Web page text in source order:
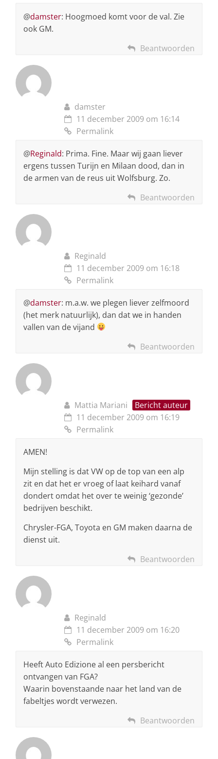
@damster: Hoogmoed komt voor de val. Zie
ook GM.
Beantwoorden
damster
11 december 2009 om 16:14
Permalink
@Reginald: Prima. Fine. Maar wij gaan liever
ergens tussen Turijn en Milaan dood, dan in
de armen van de reus uit Wolfsburg. Zo.
Beantwoorden
Reginald
11 december 2009 om 16:18
Permalink
@damster: m.a.w. we plegen liever zelfmoord
(het merk natuurlijk), dan dat we in handen
vallen van de vijand
Beantwoorden
Mattia Mariani
Bericht auteur
11 december 2009 om 16:19
Permalink
AMEN!
Mijn stelling is dat VW op de top van een alp
zit en dat het er vroeg of laat keihard vanaf
dondert omdat het over te weinig ‘gezonde’
bedrijven beschikt.
Chrysler-FGA, Toyota en GM maken daarna de
dienst uit.
Beantwoorden
Reginald
11 december 2009 om 16:20
Permalink
Heeft Auto Edizione al een persbericht
ontvangen van FGA?
Waarin bovenstaande naar het land van de
fabeltjes wordt verwezen.
Beantwoorden